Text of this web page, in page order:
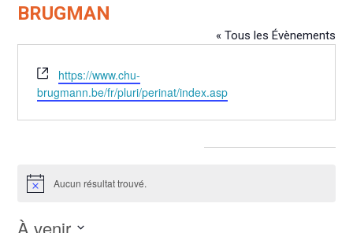
BRUGMAN
« Tous les Évènements
Site
web
https://www.chu-
brugmann.be/fr/pluri/perinat/index.asp
NoticeAucun résultat trouvé.
À venir